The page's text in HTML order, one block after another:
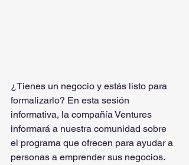
¿Tienes un negocio y estás listo para
formalizarlo? En esta sesión
informativa, la compañía Ventures
informará a nuestra comunidad sobre
el programa que ofrecen para ayudar a
personas a emprender sus negocios.